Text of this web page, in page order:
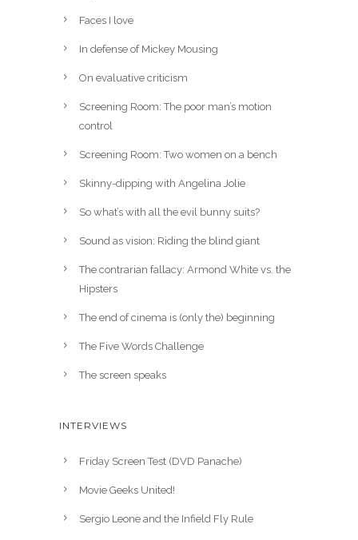
Faces I love
In defense of Mickey Mousing
On evaluative criticism
Screening Room: The poor man’s motion
control
Screening Room: Two women on a bench
Skinny-dipping with Angelina Jolie
So what’s with all the evil bunny suits?
Sound as vision: Riding the blind giant
The contrarian fallacy: Armond White vs. the
Hipsters
The end of cinema is (only the) beginning
The Five Words Challenge
The screen speaks
INTERVIEWS
Friday Screen Test (DVD Panache)
Movie Geeks United!
Sergio Leone and the Infield Fly Rule